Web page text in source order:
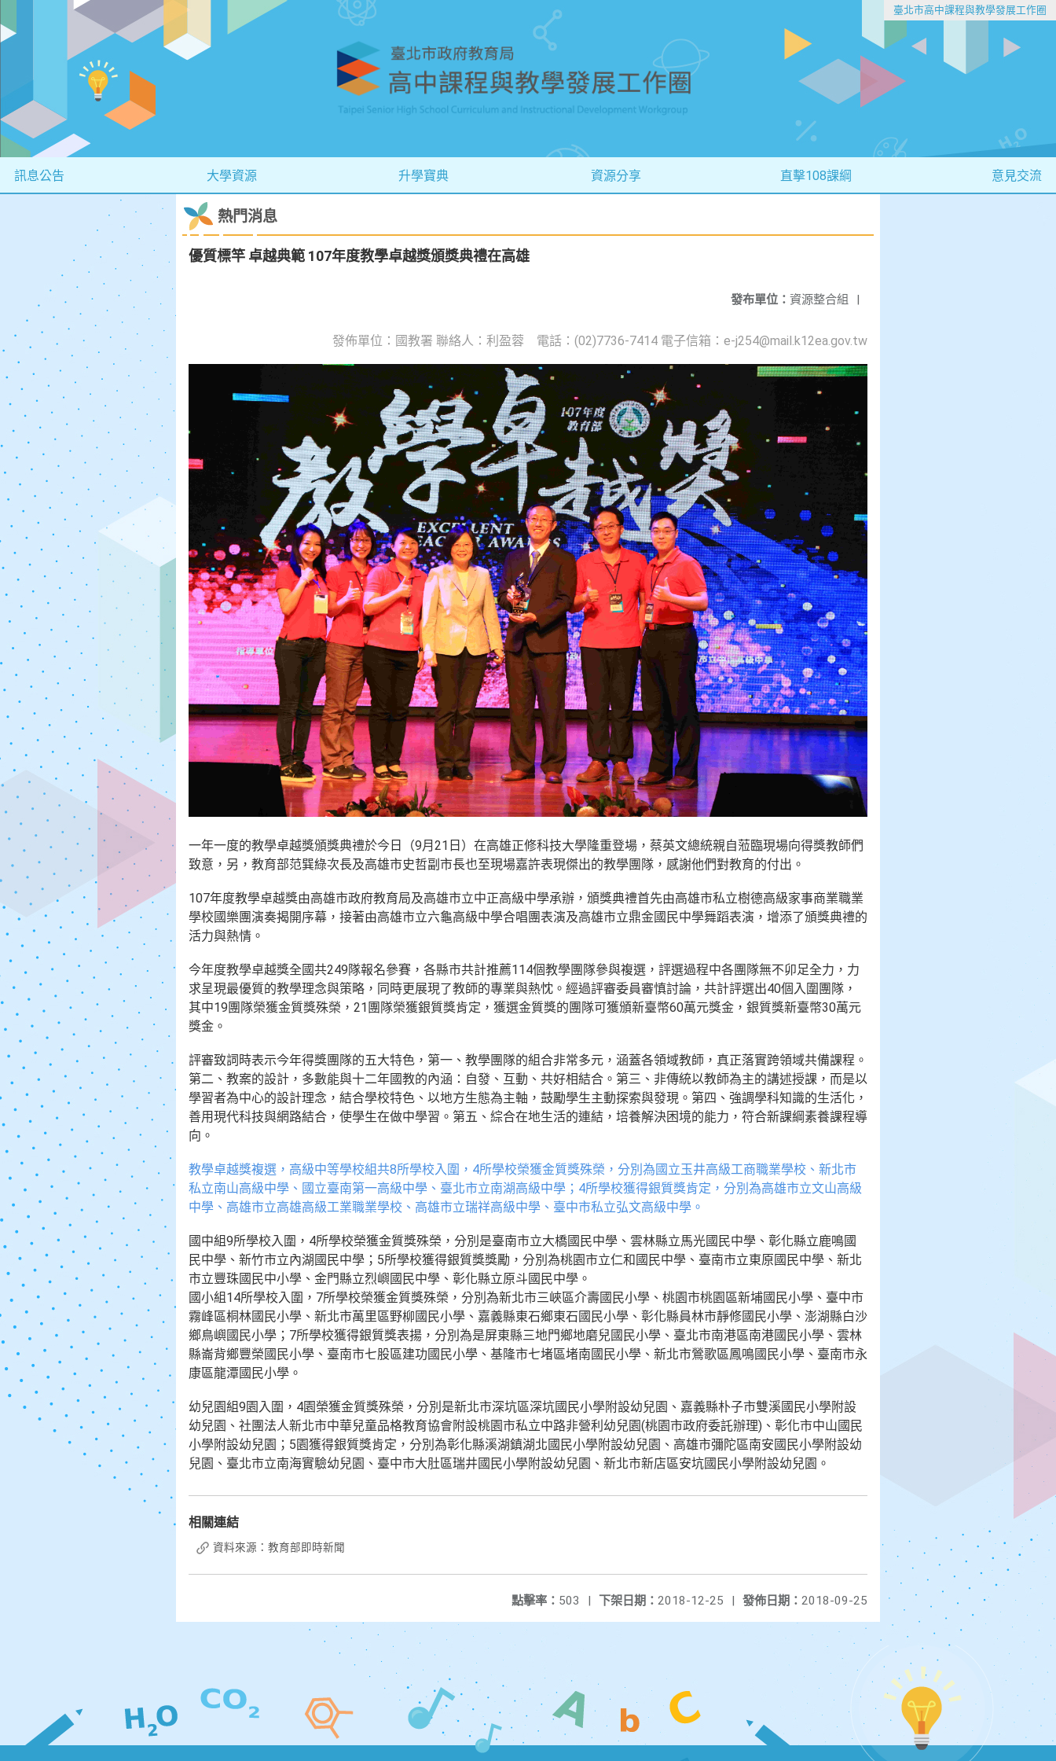
臺北市高中課程與教學發展工作圈
訊息公告 大學資源 升學寶典 資源分享 直擊108課綱 意見交流
熱門消息
優質標竿 卓越典範 107年度教學卓越獎頒獎典禮在高雄
發布單位： 資源整合組 |
發佈單位：國教署 聯絡人：利盈蓉 電話：(02)7736-7414 電子信箱：e-j254@mail.k12ea.gov.tw
一年一度的教學卓越獎頒獎典禮於今日（9月21日）在高雄正修科技大學隆重登場，蔡英文總統親自蒞臨現場向得獎教師們
致意，另，教育部范巽綠次長及高雄市史哲副市長也至現場嘉許表現傑出的教學團隊，感謝他們對教育的付出。
107年度教學卓越獎由高雄市政府教育局及高雄市立中正高級中學承辦，頒獎典禮首先由高雄市私立樹德高級家事商業職業
學校國樂團演奏揭開序幕，接著由高雄市立六龜高級中學合唱團表演及高雄市立鼎金國民中學舞蹈表演，增添了頒獎典禮的
活力與熱情。
今年度教學卓越獎全國共249隊報名參賽，各縣市共計推薦114個教學團隊參與複選，評選過程中各團隊無不卯足全力，力
求呈現最優質的教學理念與策略，同時更展現了教師的專業與熱忱。經過評審委員審慎討論，共計評選出40個入圍團隊，
其中19團隊榮獲金質獎殊榮，21團隊榮獲銀質獎肯定，獲選金質獎的團隊可獲頒新臺幣60萬元獎金，銀質獎新臺幣30萬元
獎金。
評審致詞時表示今年得獎團隊的五大特色，第一、教學團隊的組合非常多元，涵蓋各領域教師，真正落實跨領域共備課程。
第二、教案的設計，多數能與十二年國教的內涵：自發、互動、共好相結合。第三、非傳統以教師為主的講述授課，而是以
學習者為中心的設計理念，結合學校特色、以地方生態為主軸，鼓勵學生主動探索與發現。第四、強調學科知識的生活化，
善用現代科技與網路結合，使學生在做中學習。第五、綜合在地生活的連結，培養解決困境的能力，符合新課綱素養課程導
向。
教學卓越獎複選，高級中等學校組共8所學校入圍，4所學校榮獲金質獎殊榮，分別為國立玉井高級工商職業學校、新北市
私立南山高級中學、國立臺南第一高級中學、臺北市立南湖高級中學；4所學校獲得銀質獎肯定，分別為高雄市立文山高級
中學、高雄市立高雄高級工業職業學校、高雄市立瑞祥高級中學、臺中市私立弘文高級中學。
國中組9所學校入圍，4所學校榮獲金質獎殊榮，分別是臺南市立大橋國民中學、雲林縣立馬光國民中學、彰化縣立鹿鳴國
民中學、新竹市立內湖國民中學；5所學校獲得銀質獎獎勵，分別為桃園市立仁和國民中學、臺南市立東原國民中學、新北
市立豐珠國民中小學、金門縣立烈嶼國民中學、彰化縣立原斗國民中學。
國小組14所學校入圍，7所學校榮獲金質獎殊榮，分別為新北市三峽區介壽國民小學、桃園市桃園區新埔國民小學、臺中市
霧峰區桐林國民小學、新北市萬里區野柳國民小學、嘉義縣東石鄉東石國民小學、彰化縣員林市靜修國民小學、澎湖縣白沙
鄉鳥嶼國民小學；7所學校獲得銀質獎表揚，分別為是屏東縣三地門鄉地磨兒國民小學、臺北市南港區南港國民小學、雲林
縣崙背鄉豐榮國民小學、臺南市七股區建功國民小學、基隆市七堵區堵南國民小學、新北市鶯歌區鳳鳴國民小學、臺南市永
康區龍潭國民小學。
幼兒園組9園入圍，4園榮獲金質獎殊榮，分別是新北市深坑區深坑國民小學附設幼兒園、嘉義縣朴子市雙溪國民小學附設
幼兒園、社團法人新北市中華兒童品格教育協會附設桃園市私立中路非營利幼兒園(桃園市政府委託辦理)、彰化市中山國民
小學附設幼兒園；5園獲得銀質獎肯定，分別為彰化縣溪湖鎮湖北國民小學附設幼兒園、高雄市彌陀區南安國民小學附設幼
兒園、臺北市立南海實驗幼兒園、臺中市大肚區瑞井國民小學附設幼兒園、新北市新店區安坑國民小學附設幼兒園。
相關連結
資料來源：教育部即時新聞
發佈日期： 2018-09-25
下架日期： 2018-12-25 |
點擊率： 503 |